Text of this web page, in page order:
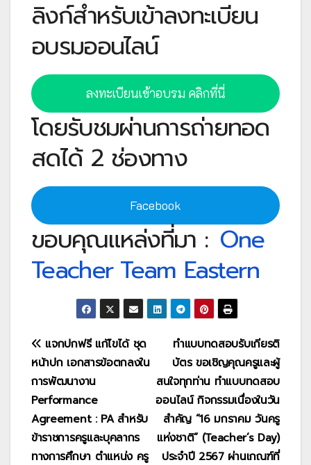
ลิงก์สำหรับเข้าลงทะเบียน
อบรมออนไลน์
ลงทะเบียนเข้าอบรม คลิกที่นี่
โดยรับชมผ่านการถ่ายทอด
สดได้ 2 ช่องทาง
Facebook
ขอบคุณแหล่งที่มา : One
Teacher Team Eastern
แนะแนว
เรื่อง
ทำแบบทดสอบรับเกียรติ
บัตร ขอเชิญคุณครูและผู้
สนใจทุกท่าน ทำแบบทดสอบ
ออนไลน์ กิจกรรมเนื่องในวัน
สำคัญ “16 มกราคม วันครู
แห่งชาติ” (Teacher’s Day)
ประจำปี 2567 ผ่านเกณฑ์ที่
แจกปกฟรี แก้ไขได้ ชุด
หน้าปก เอกสารข้อตกลงใน
การพัฒนางาน
Performance
Agreement : PA สำหรับ
ข้าราชการครูและบุคลากร
ทางการศึกษา ตำแหน่ง ครู